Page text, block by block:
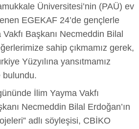
Üniversitesi’nin (PAÜ) ev
EGEKAF 24’de gençlerle
Başkanı Necmeddin Bilal
sahip çıkmamız gerek,
Yüzyılına yansıtmamız
bulundu.
İlim Yayma Vakfı
Necmeddin Bilal Erdoğan’ın
adlı söyleşisi, CBİKO